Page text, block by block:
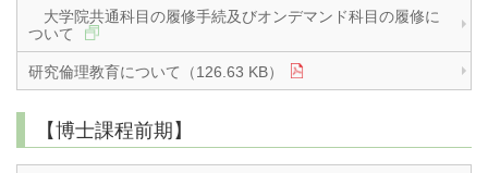
大学院共通科目の履修手続及びオンデマンド科目の履修に
ついて
研究倫理教育について（126.63 KB）
【博士課程前期】